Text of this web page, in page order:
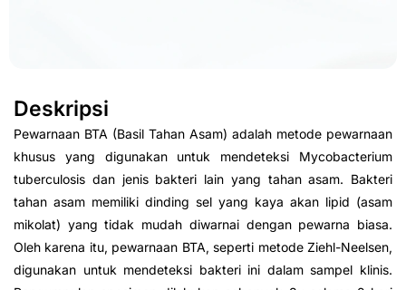
Deskripsi
Pewarnaan BTA (Basil Tahan Asam) adalah metode pewarnaan
khusus yang digunakan untuk mendeteksi Mycobacterium
tuberculosis dan jenis bakteri lain yang tahan asam. Bakteri
tahan asam memiliki dinding sel yang kaya akan lipid (asam
mikolat) yang tidak mudah diwarnai dengan pewarna biasa.
Oleh karena itu, pewarnaan BTA, seperti metode Ziehl-Neelsen,
digunakan untuk mendeteksi bakteri ini dalam sampel klinis.